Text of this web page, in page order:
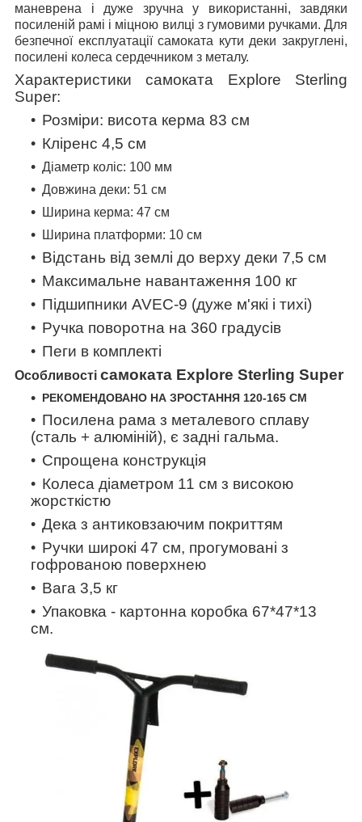
маневрена і дуже зручна у використанні, завдяки
посиленій рамі і міцною вилці з гумовими ручками. Для
безпечної експлуатації самоката кути деки закруглені,
посилені колеса сердечником з металу.
Характеристики самоката Explore Sterling
Super:
Розміри: висота керма 83 см
Кліренс 4,5 см
Діаметр коліс: 100 мм
Довжина деки: 51 см
Ширина керма: 47 см
Ширина платформи: 10 см
Відстань від землі до верху деки 7,5 см
Максимальне навантаження 100 кг
Підшипники AVEC-9 (дуже м'які і тихі)
Ручка поворотна на 360 градусів
Пеги в комплекті
Особливості самоката Explore Sterling Super
РЕКОМЕНДОВАНО НА ЗРОСТАННЯ 120-165 СМ
Посилена рама з металевого сплаву
(сталь + алюміній), є задні гальма.
Спрощена конструкція
Колеса діаметром 11 см з високою
жорсткістю
Дека з антиковзаючим покриттям
Ручки широкі 47 см, прогумовані з
гофрованою поверхнею
Вага 3,5 кг
Упаковка - картонна коробка 67*47*13
см.